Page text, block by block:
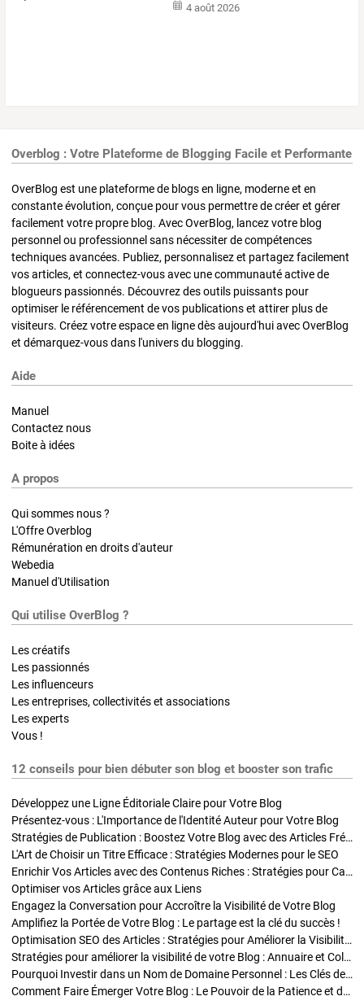
4 août 2026
Overblog : Votre Plateforme de Blogging Facile et Performante
OverBlog est une plateforme de blogs en ligne, moderne et en
constante évolution, conçue pour vous permettre de créer et gérer
facilement votre propre blog. Avec OverBlog, lancez votre blog
personnel ou professionnel sans nécessiter de compétences
techniques avancées. Publiez, personnalisez et partagez facilement
vos articles, et connectez-vous avec une communauté active de
blogueurs passionnés. Découvrez des outils puissants pour
optimiser le référencement de vos publications et attirer plus de
visiteurs. Créez votre espace en ligne dès aujourd'hui avec OverBlog
et démarquez-vous dans l'univers du blogging.
Aide
Manuel
Contactez nous
Boite à idées
A propos
Qui sommes nous ?
L'Offre Overblog
Rémunération en droits d'auteur
Webedia
Manuel d'Utilisation
Qui utilise OverBlog ?
Les créatifs
Les passionnés
Les influenceurs
Les entreprises, collectivités et associations
Les experts
Vous !
12 conseils pour bien débuter son blog et booster son trafic
Développez une Ligne Éditoriale Claire pour Votre Blog
Présentez-vous : L'Importance de l'Identité Auteur pour Votre Blog
Stratégies de Publication : Boostez Votre Blog avec des Articles Fréquents et Exclusifs
L'Art de Choisir un Titre Efficace : Stratégies Modernes pour le SEO
Enrichir Vos Articles avec des Contenus Riches : Stratégies pour Captiver et Optimiser
Optimiser vos Articles grâce aux Liens
Engagez la Conversation pour Accroître la Visibilité de Votre Blog
Amplifiez la Portée de Votre Blog : Le partage est la clé du succès !
Optimisation SEO des Articles : Stratégies pour Améliorer la Visibilité de Votre Blog
Stratégies pour améliorer la visibilité de votre Blog : Annuaire et Collaborations
Pourquoi Investir dans un Nom de Domaine Personnel : Les Clés de la Réussite de Votre Blog
Comment Faire Émerger Votre Blog : Le Pouvoir de la Patience et de la Persévérance